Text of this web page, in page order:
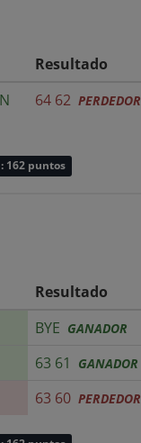
Resultado
64 62 PERDEDOR
162 puntos
Resultado
BYE GANADOR
63 61 GANADOR
63 60 PERDEDOR